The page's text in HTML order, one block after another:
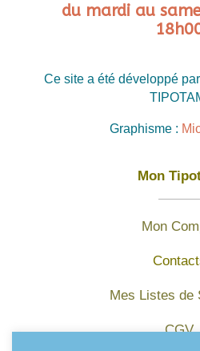
du mardi au
Ce site a été développé
Graphisme :
Mon
Mon
Mes Listes de
CGV